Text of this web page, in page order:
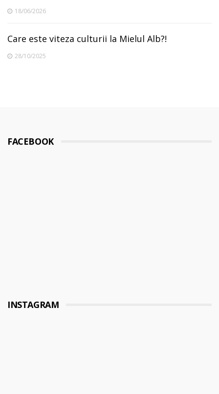
18/06/2026
Care este viteza culturii la Mielul Alb?!
28/10/2025
FACEBOOK
INSTAGRAM